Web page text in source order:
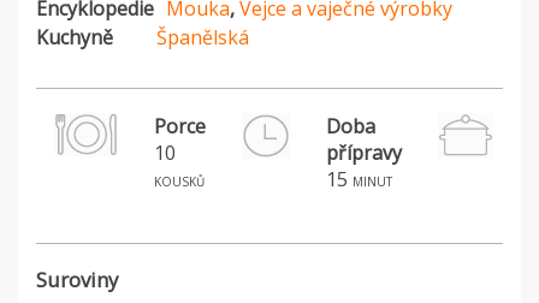
Encyklopedie Mouka,Vejce a vaječné výrobky
Kuchyně
Španělská
Porce
10
kousků
Doba
přípravy
15 minut
Suroviny